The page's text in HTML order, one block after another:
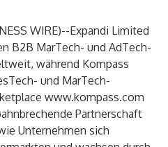
WIRE)--Expandi Limited
B2B MarTech- und AdTech-
während Kompass
und MarTech-
www.kompass.com
Partnerschaft
Unternehmen sich